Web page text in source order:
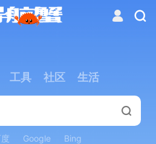
工具 社区 生活
Google Bing